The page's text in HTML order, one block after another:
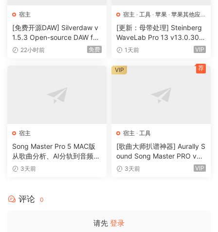
engineers rely on its steadfast performance for studio and
live recording. Read about their experiences here.
New enhancements for Pro 17
visuals that provide better feedback for all manner of
Support for 32-bit rate float recordings and 384kHz
Work with 512 channels of I/O simultaneously
SpectraLayers Pro 10 — Steinberg’s AI-powered audio
restoration software that can now split mixes into
multiple projects) into different codes simultaneously
宿主
[免费开源DAW] Silverdaw v
1.5.3 Open-source DAW for
remixing & mashups [WiN]
22小时前 免费
宿主 · 工具 · 苹果 · 苹果其他应
用· 苹果宿主
[更新：母带处理] Steinberg
WaveLab Pro 13 v13.0.30
+安装方法 [WiN, MacOSX]
1天前 VIP
宿主
Song Master Pro 5 MAC版
从歌曲分析、AI分轨到音频转
MIDI的一体化音乐工具
3天前
宿主 · 工具
[歌曲大师扒谱神器] Aurally S
ound Song Master PRO v5.
0.02 [WiN]（355MB）
3天前 VIP
VIP 荐
评论 0
请先 登录